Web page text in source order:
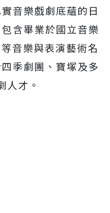
音樂戲劇底蘊的日
含畢業於國立音樂
音樂與表演藝術名
季劇團、寶塚及多
人才。